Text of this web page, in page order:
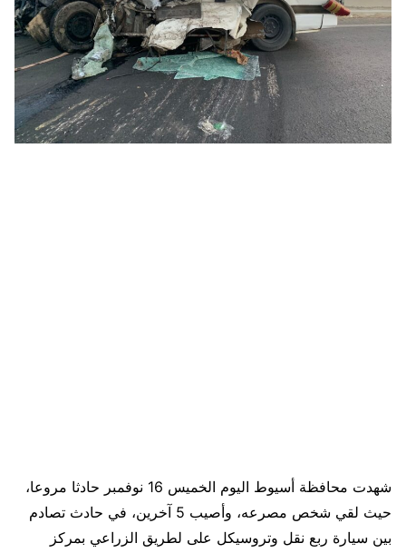
شهدت محافظة أسيوط اليوم الخميس 16 نوفمبر حادثا مروعا،
حيث لقي شخص مصرعه، وأصيب 5 آخرين، في حادث تصادم
بين سيارة ربع نقل وتروسيكل على لطريق الزراعي بمركز